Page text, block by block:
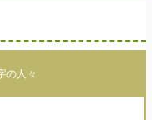
の人々